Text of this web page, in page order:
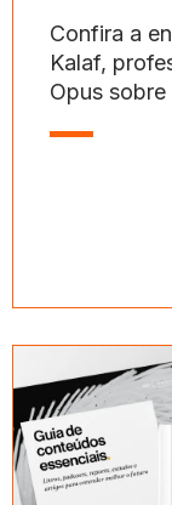
Confira a
Kalaf,
Opus